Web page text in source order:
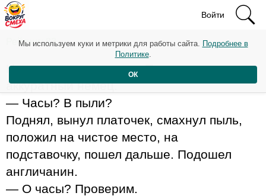
Войти
Рейтинг: 83
На дороге лежат часы. Проходит мимо
аккуратный немец.
— Часы? В пыли?
Поднял, вынул платочек, смахнул пыль,
положил на чистое место, на
подставочку, пошел дальше. Подошел
англичанин.
— О часы? Проверим.
Мы используем куки и метрики для работы сайта. Подробнее в
Политике.
ОК